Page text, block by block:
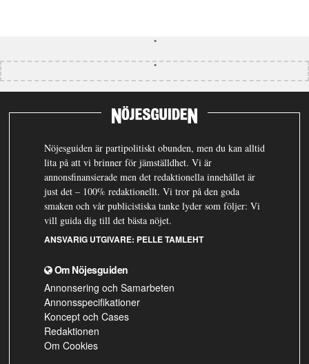
Nöjesguiden är partipolitiskt obunden, men du kan alltid
lita på att vi brinner för jämställdhet. Vi är
annonsfinansierade men det redaktionella innehållet är
just det – 100% redaktionellt. Vi tror på den goda
smaken och vår publicistiska tanke lyder som följer: Vi
vill guida dig till det bästa nöjet.
ANSVARIG UTGIVARE: PELLE TAMLEHT
Om Nöjesguiden
Annonsering och Samarbeten
Annonsspecifikationer
Koncept och Cases
Redaktionen
Om Cookies